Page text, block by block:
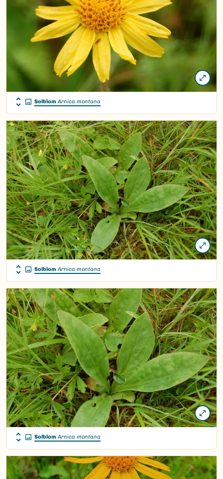
Solblom Arnica montana
Solblom Arnica montana
Solblom Arnica montana